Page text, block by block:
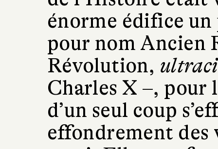
énorme édifice
pour nom Ancien
Révolution,
Charles X –, pour
d’un seul coup
effondrement des